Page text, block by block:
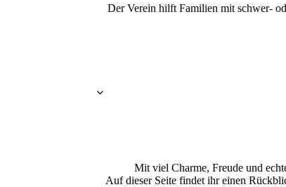
Der Verein hilft Familien mit schwer-
Mit viel Charme, Freude und
Auf dieser Seite findet ihr einen